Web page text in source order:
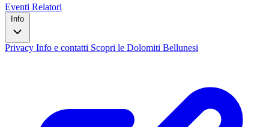
Eventi Relatori
Info
Privacy Info e contatti Scopri le Dolomiti Bellunesi